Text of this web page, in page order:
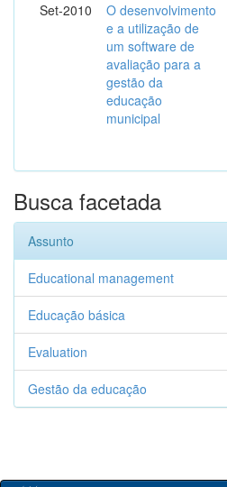
Set-2010
O desenvolvimento
e a utilização de
um software de
avaliação para a
gestão da
educação
municipal
Busca facetada
Assunto
Educational management
Educação básica
Evaluation
Gestão da educação